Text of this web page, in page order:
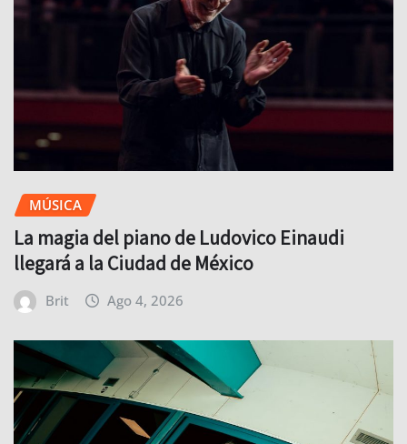
MÚSICA
La magia del piano de Ludovico Einaudi
llegará a la Ciudad de México
Brit Ago 4, 2026